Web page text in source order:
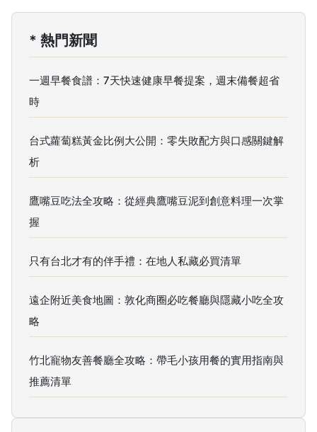
* 熱門新聞
一週早餐食譜：7天快速健康早餐提案，週末備餐超省
時
台式蘿蔔糕黃金比例大公開：零失敗配方與口感關鍵解
析
鷹嘴豆吃法全攻略：從經典鷹嘴豆泥到創意料理一次掌
握
只有台北才有的伴手禮：在地人私藏必買清單
遠企附近美食地圖：敦化商圈必吃餐廳與隱藏小吃全攻
略
竹北寵物友善餐廳全攻略：帶毛小孩用餐的實用指南與
推薦清單